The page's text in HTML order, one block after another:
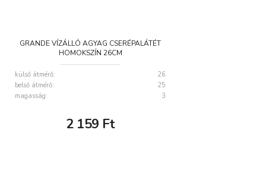
GRANDE VÍZÁLLÓ AGYAG CSERÉPALÁTÉT
HOMOKSZÍN 26CM
külső átmérő:
26
belső átmérő:
25
magasság:
3
2 159 Ft